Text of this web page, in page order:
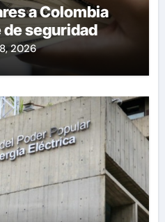
a Colombia
de seguridad
2026